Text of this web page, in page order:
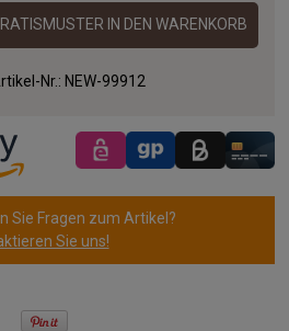
IN DEN WARENKORB
Nr.: NEW-99912
Sie Fragen zum Artikel?
Sie uns!